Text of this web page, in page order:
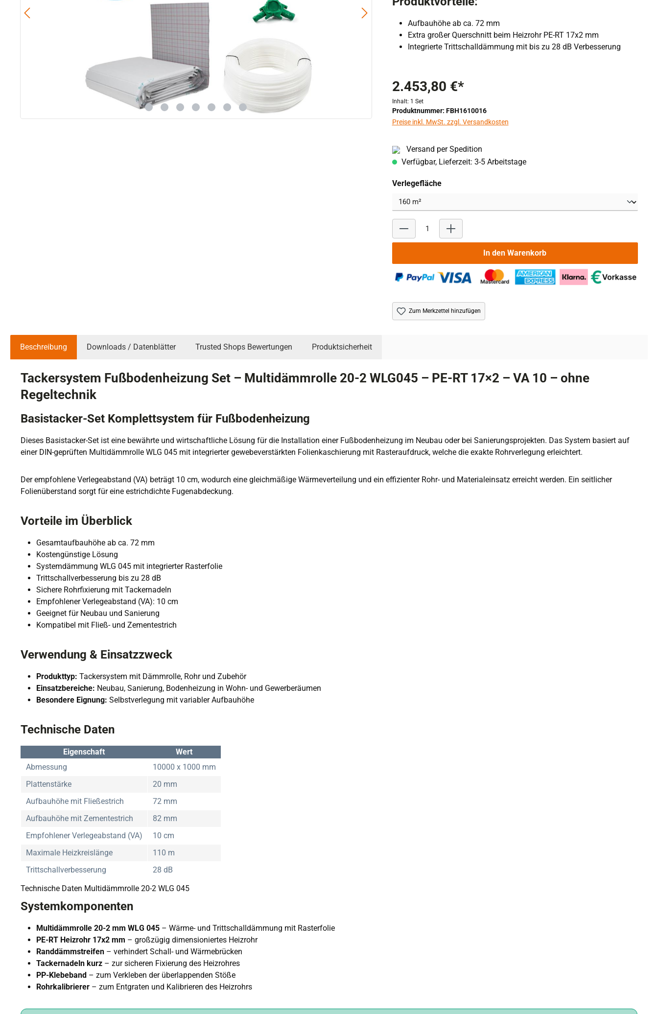
Aufbauhöhe ab ca. 72 mm
Extra großer Querschnitt beim Heizrohr PE-RT 17x2 mm
Integrierte Trittschalldämmung mit bis zu 28 dB Verbesserung
2.453,80 €*
Inhalt: 1 Set
Produktnummer: FBH1610016
Preise inkl. MwSt. zzgl. Versandkosten
Versand per Spedition
Verfügbar, Lieferzeit: 3-5 Arbeitstage
Verlegeflächeauswählen
In den Warenkorb
Zum Merkzettel hinzufügen
Beschreibung Downloads / Datenblätter Trusted Shops Bewertungen Produktsicherheit
Tackersystem Fußbodenheizung Set – Multidämmrolle 20-2 WLG045 – PE-RT 17×2 – VA 10 – ohne
Regeltechnik
Basistacker-Set Komplettsystem für Fußbodenheizung
Dieses Basistacker-Set ist eine bewährte und wirtschaftliche Lösung für die Installation einer Fußbodenheizung im Neubau oder bei Sanierungsprojekten. Das System basiert auf
einer DIN-geprüften Multidämmrolle WLG 045 mit integrierter gewebeverstärkten Folienkaschierung mit Rasteraufdruck, welche die exakte Rohrverlegung erleichtert.
Der empfohlene Verlegeabstand (VA) beträgt 10 cm, wodurch eine gleichmäßige Wärmeverteilung und ein effizienter Rohr- und Materialeinsatz erreicht werden. Ein seitlicher
Folienüberstand sorgt für eine estrichdichte Fugenabdeckung.
Vorteile im Überblick
Gesamtaufbauhöhe ab ca. 72 mm
Kostengünstige Lösung
Systemdämmung WLG 045 mit integrierter Rasterfolie
Trittschallverbesserung bis zu 28 dB
Sichere Rohrfixierung mit Tackernadeln
Empfohlener Verlegeabstand (VA): 10 cm
Geeignet für Neubau und Sanierung
Kompatibel mit Fließ- und Zementestrich
Verwendung & Einsatzzweck
Produkttyp: Tackersystem mit Dämmrolle, Rohr und Zubehör
Einsatzbereiche: Neubau, Sanierung, Bodenheizung in Wohn- und Gewerberäumen
Besondere Eignung: Selbstverlegung mit variabler Aufbauhöhe
Technische Daten
Technische Daten Multidämmrolle 20-2 WLG 045
Eigenschaft
Wert
Abmessung
10000 x 1000 mm
Plattenstärke
20 mm
Aufbauhöhe mit Fließestrich
72 mm
Aufbauhöhe mit Zementestrich
82 mm
Empfohlener Verlegeabstand (VA)
10 cm
Maximale Heizkreislänge
110 m
Trittschallverbesserung
28 dB
Systemkomponenten
Multidämmrolle 20-2 mm WLG 045 – Wärme- und Trittschalldämmung mit Rasterfolie
PE-RT Heizrohr 17x2 mm – großzügig dimensioniertes Heizrohr
Randdämmstreifen – verhindert Schall- und Wärmebrücken
Tackernadeln kurz – zur sicheren Fixierung des Heizrohres
PP-Klebeband – zum Verkleben der überlappenden Stöße
Rohrkalibrierer – zum Entgraten und Kalibrieren des Heizrohrs